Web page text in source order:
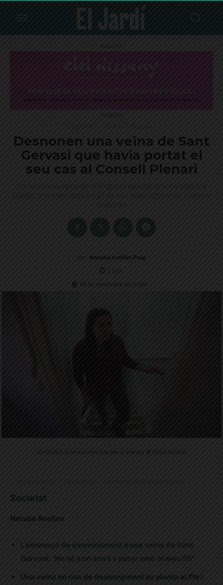
Publicitat
Publicitat
Desnonen una veïna de Sant
Gervasi que havia portat el
seu cas al Consell Plenari
Un macrodispositiu de 100 agents expulsa de casa seva a la
Gladys, una mare amb un fill de nou anys i víctima de violència
masclista
Per Natalia Avellan Puig
2 min.
18 de desembre de 2024
La Gladys a les escales d'accés al seu pis © Sílvia Molina
Societat
Natalia Avellan
L’amenaça de desnonament a una veïna de Sant
Gervasi: “No sé a on aniré a parar amb el meu fill”
Una veïna en risc de desnonament es planta al Ple i